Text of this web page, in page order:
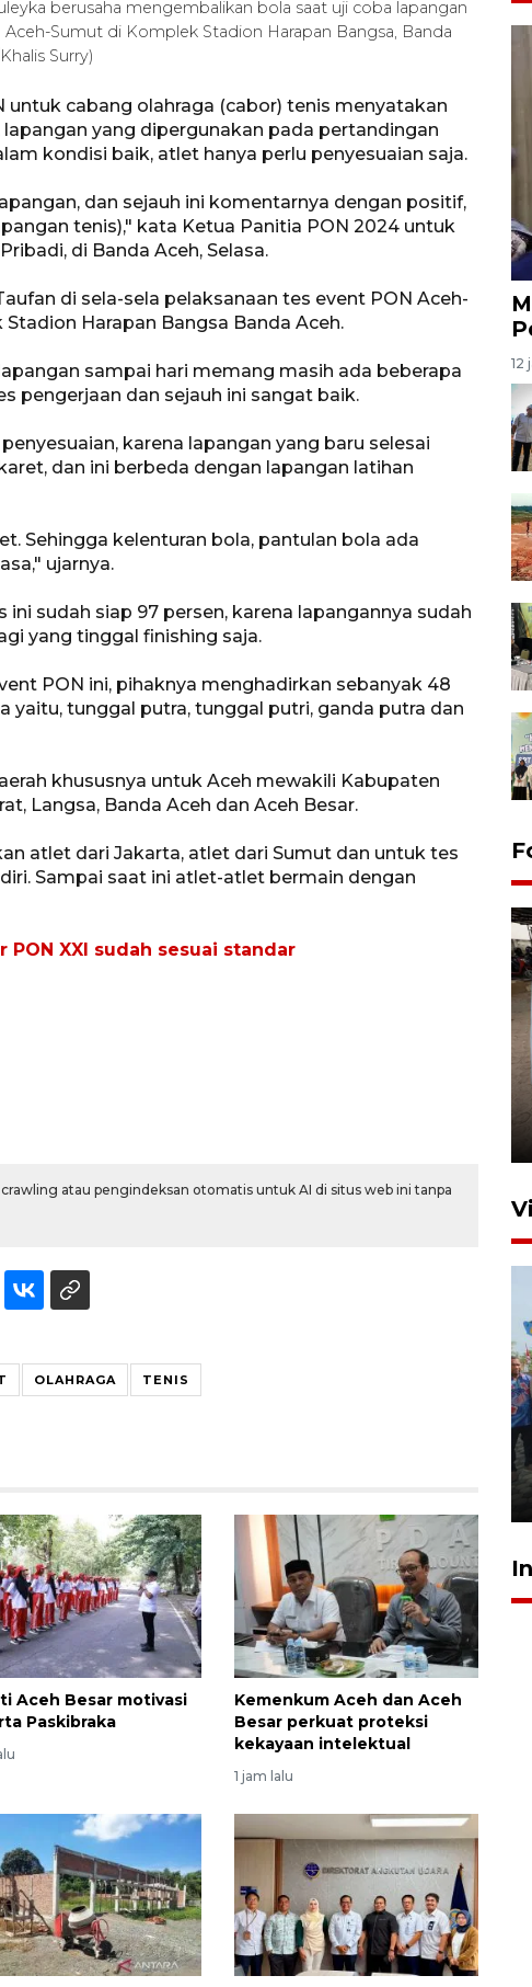
berusaha mengembalikan bola saat uji coba lapangan
Sumut di Komplek Stadion Harapan Bangsa, Banda
Surry)
untuk cabang olahraga (cabor) tenis menyatakan
yang dipergunakan pada pertandingan
kondisi baik, atlet hanya perlu penyesuaian saja.
dan sejauh ini komentarnya dengan positif,
tenis)," kata Ketua Panitia PON 2024 untuk
di Banda Aceh, Selasa.
di sela-sela pelaksanaan tes event PON Aceh-
Harapan Bangsa Banda Aceh.
sampai hari memang masih ada beberapa
pengerjaan dan sejauh ini sangat baik.
karena lapangan yang baru selesai
dan ini berbeda dengan lapangan latihan
Sehingga kelenturan bola, pantulan bola ada
ujarnya.
sudah siap 97 persen, karena lapangannya sudah
yang tinggal finishing saja.
PON ini, pihaknya menghadirkan sebanyak 48
tunggal putra, tunggal putri, ganda putra dan
khususnya untuk Aceh mewakili Kabupaten
Langsa, Banda Aceh dan Aceh Besar.
atlet dari Jakarta, atlet dari Sumut dan untuk tes
Sampai saat ini atlet-atlet bermain dengan
PON XXI sudah sesuai standar
atau pengindeksan otomatis untuk AI di situs web ini tanpa
OLAHRAGA TENIS
Aceh Besar motivasi
Paskibraka
Kemenkum Aceh dan Aceh
Besar perkuat proteksi
kekayaan intelektual
1 jam lalu
12